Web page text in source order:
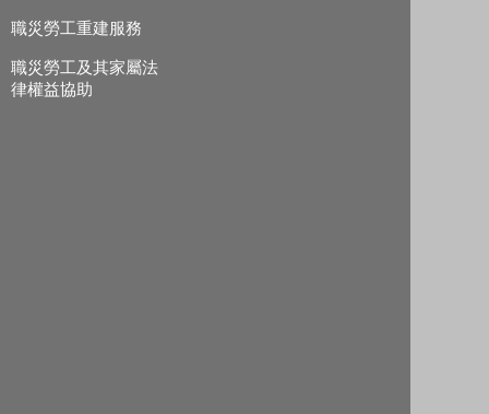
職災勞工重建服務
職災勞工及其家屬法
律權益協助